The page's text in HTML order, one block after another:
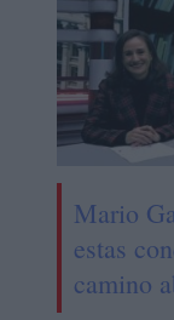
Mario
estas
camino